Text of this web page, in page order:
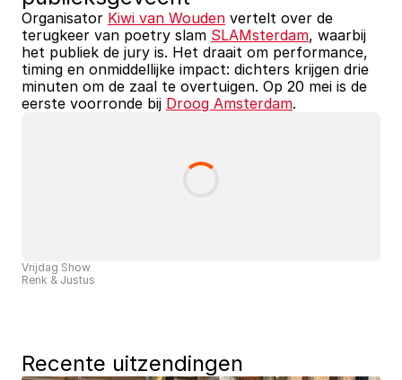
Organisator Kiwi van Wouden vertelt over de
terugkeer van poetry slam SLAMsterdam, waarbij
het publiek de jury is. Het draait om performance,
timing en onmiddellijke impact: dichters krijgen drie
minuten om de zaal te overtuigen. Op 20 mei is de
eerste voorronde bij Droog Amsterdam.
Vrijdag Show
Renk & Justus
Recente uitzendingen